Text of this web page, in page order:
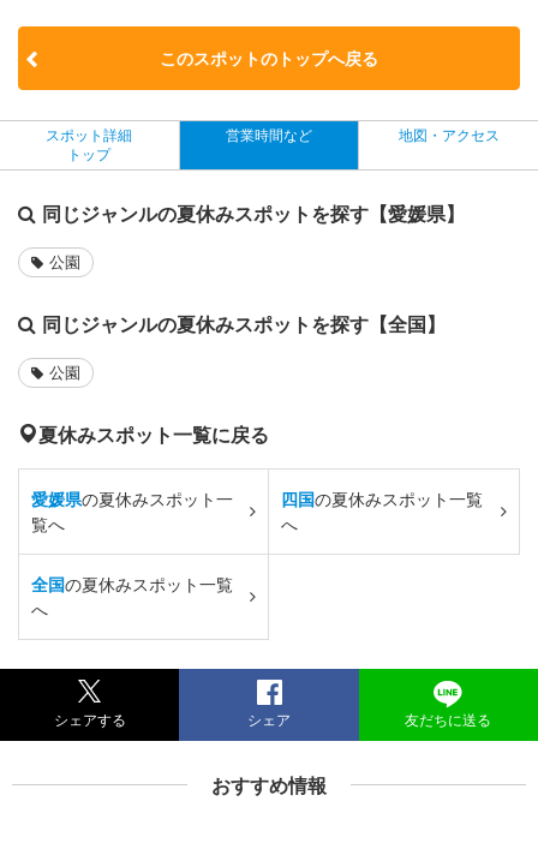
このスポットのトップへ戻る
スポット詳細
トップ
営業時間など 地図・アクセス
同じジャンルの夏休みスポットを探す【愛媛県】
公園
同じジャンルの夏休みスポットを探す【全国】
公園
夏休みスポット一覧に戻る
愛媛県の夏休みスポット一
覧へ
四国の夏休みスポット一覧
へ
全国の夏休みスポット一覧
へ
シェアする シェア 友だちに送る
おすすめ情報